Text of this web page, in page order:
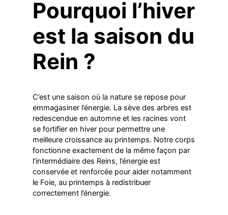
Pourquoi l’hiver
est la saison du
Rein ?
C’est une saison où la nature se repose pour
emmagasiner l’énergie. La sève des arbres est
redescendue en automne et les racines vont
se fortifier en hiver pour permettre une
meilleure croissance au printemps. Notre corps
fonctionne exactement de la même façon par
l’intermédiaire des Reins, l’énergie est
conservée et renforcée pour aider notamment
le Foie, au printemps à redistribuer
correctement l’énergie.